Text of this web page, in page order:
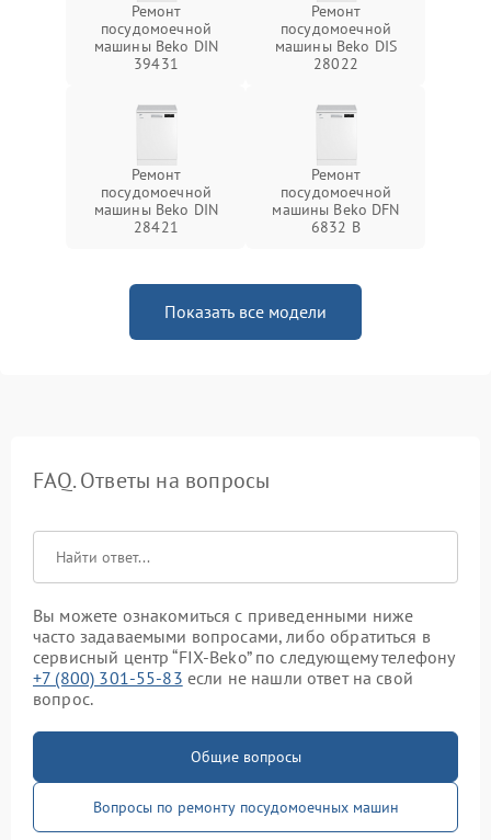
Ремонт
посудомоечной
машины Beko DIN
39431
Ремонт
посудомоечной
машины Beko DIS
28022
Ремонт
посудомоечной
машины Beko DIN
28421
Ремонт
посудомоечной
машины Beko DFN
6832 B
Показать все модели
FAQ. Ответы на вопросы
Вы можете ознакомиться с приведенными ниже
часто задаваемыми вопросами, либо обратиться в
сервисный центр “FIX-Beko” по следующему телефону
+7 (800) 301-55-83 если не нашли ответ на свой
вопрос.
Общие вопросы
Вопросы по ремонту посудомоечных машин